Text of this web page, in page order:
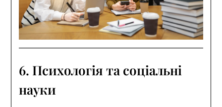
6. Психологія та соціальні
науки